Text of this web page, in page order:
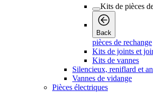
Kits de pièces
Back
pièces de rechange
Kits de joints et
Kits de vannes
Silencieux, reniflard et
Vannes de vidange
Pièces électriques